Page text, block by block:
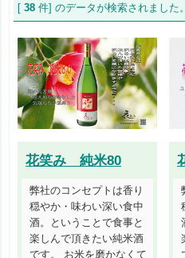
[ 38 件] のデータが検索されま
花笑み 純米80
弊社のコンセプトは香り
穏やか・味わい深い食中
酒。ということで食事と
楽しんで頂きたい純米酒
です。 お米を磨かなくて